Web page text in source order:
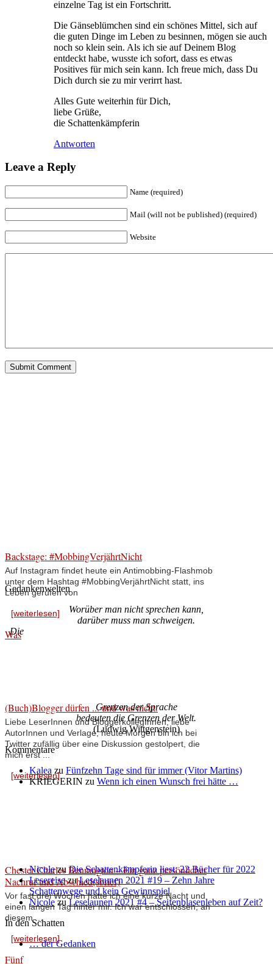
einzelne Tag ist ein Fortschritt.
Die Gänseblümchen sind ein schönes Mittel, sich auf
die guten Dinge im Leben zu besinnen, mögen sie auch
noch so klein sein. Als ich sie auf Deinem Blog
entdeckt habe, wusste ich sofort, dass es etwas
Positives für mich sein kann. Ich freue mich, dass Du
Dich durch sie zu mir verirrt hast.
Alles Gute weiterhin für Dich,
liebe Grüße,
die Schattenkämpferin
Antworten
Leave a Reply
Name (required)
Mail (will not be published) (required)
Website
Backstage: #MobbingVerjährtNicht
Auf Instagram findet heute ein Antimobbing-Flashmob
unter dem Hashtag #MobbingVerjährtNicht statt, ins
Leben gerufen von
[weiterlesen]
Was
(Buch)Blogger dürfen ... und was nicht.
Liebe LeserInnen und BloggerkollegInnen, liebe
AutorInnen und Verlage, heute Morgen bin ich bei
Twitter zufällig über eine Diskussion gestolpert, die
mich erst ...
[weiterlesen]
Chester Charles Bennington – Ein ganz persönlicher
Nachruf und Abschied(sbrief)
Vor fast drei Wochen hatte ich eine kurze Nacht und
einen langen Tag hinter mir. Ich war entschlossen, an
diesem ...
[weiterlesen]
Fünf
Gedankenwelten
Worüber man nicht sprechen kann,
darüber muss man schweigen.
Die
Grenzen der Sprache
bedeuten die Grenzen der Welt.
(Ludwig Wittgenstein)
Kommentare
Kalea zu Fünfzehn Tage sind für immer (Vitor Martins)
KRIEGERIN zu Wenn ich einen Wunsch frei hätte …
NicolezuDie Schattenkämpferin liest: 22 Bücher für 2022
LesereisezuLeselaunen 2021 #19 – Zehn Jahre
Schattenwege und kein Gewinnspiel
NicolezuLeselaunen 2021 #4 – Seifenblasenleben auf Zeit?
In den Schatten
… der Gedanken